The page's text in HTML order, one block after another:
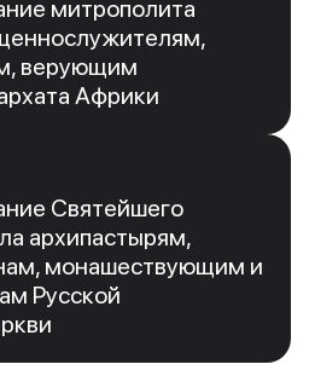
митрополита
верующим
Африки
Святейшего
архипастырям,
монашествующим и
Русской